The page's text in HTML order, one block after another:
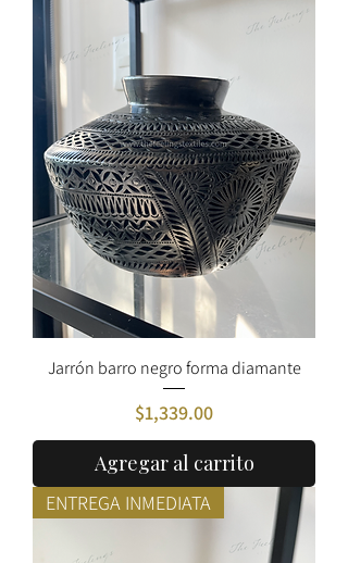
Jarrón barro negro forma diamante
Precio
$1,339.00
Agregar al carrito
ENTREGA INMEDIATA